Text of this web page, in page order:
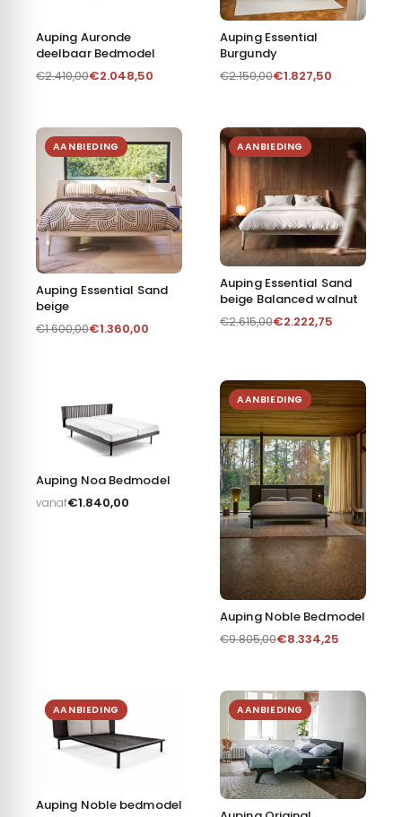
Auping Auronde
deelbaar Bedmodel
€2.410,00€2.048,50
Auping Essential
Burgundy
€2.150,00€1.827,50
AANBIEDING
Auping Essential Sand
beige
€1.600,00€1.360,00
AANBIEDING
Auping Essential Sand
beige Balanced walnut
€2.615,00€2.222,75
Auping Noa Bedmodel
vanaf€1.840,00
AANBIEDING
Auping Noble Bedmodel
€9.805,00€8.334,25
AANBIEDING
Auping Noble bedmodel
AANBIEDING